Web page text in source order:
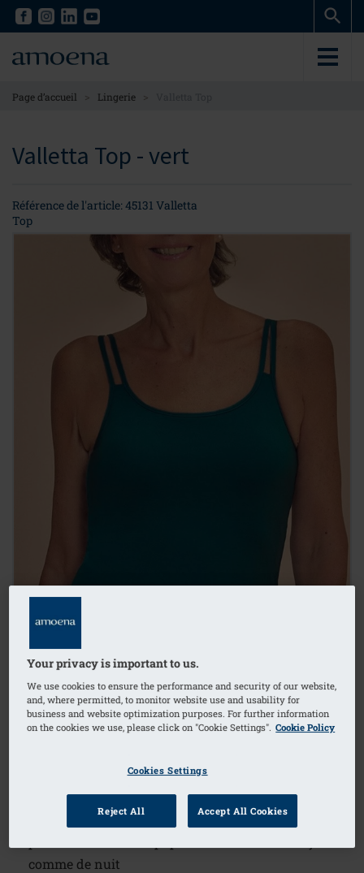
Skip
content
Skip
content
Page d’accueil > Lingerie >
Valletta Top - vert
Référence de l'article: 45131 Valletta
Top
1/4
Le mat riau TENCEL Modal ultra-doux, extr mement
doux, respirant et offrant un bon climat cutan , est
comme de nuit
Your privacy is important to us.
We use cookies to ensure the performance and security of our website,
and, where permitted, to monitor website use and usability for
business and website optimization purposes. For further information
on the cookies we use, please click on "Cookie Settings". Cookie Policy
Cookies Settings
Reject All Accept All Cookies